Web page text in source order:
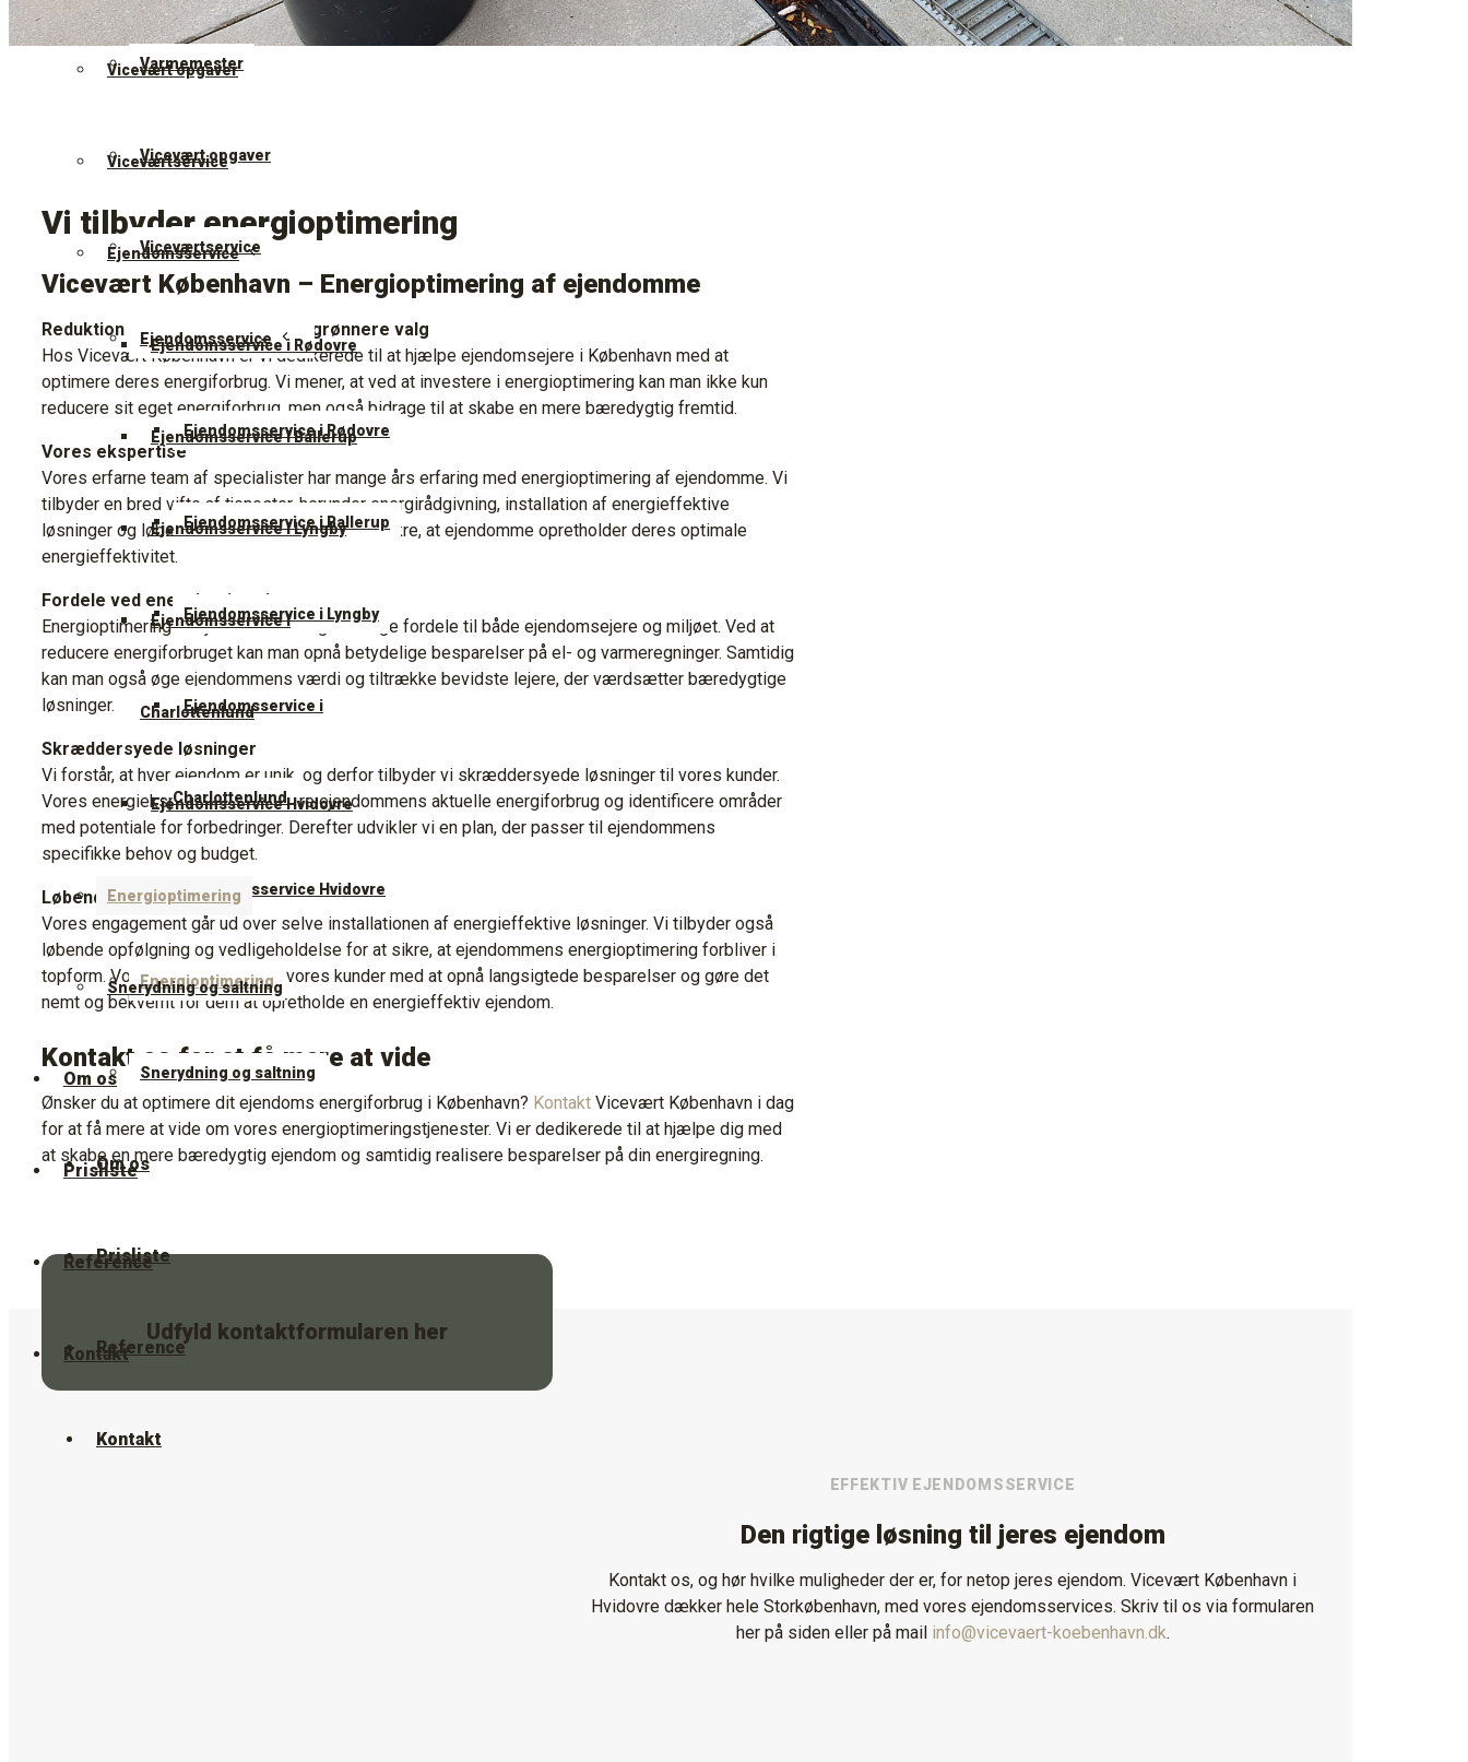
Varmemester
Vicevært opgaver
Viceværtservice
Ejendomsservice
Ejendomsservice i Rødovre
Ejendomsservice i Ballerup
Ejendomsservice i Lyngby
Ejendomsservice i
Charlottenlund
Ejendomsservice Hvidovre
Energioptimering
Snerydning og saltning
Om os
Prisliste
Reference
Kontakt
Vicevært opgaver
Viceværtservice
Ejendomsservice
Ejendomsservice i Rødovre
Ejendomsservice i Ballerup
Ejendomsservice i Lyngby
Ejendomsservice i
Charlottenlund
Ejendomsservice Hvidovre
Energioptimering
Snerydning og saltning
Om os
Prisliste
Reference
Kontakt
Vi tilbyder energioptimering
Vicevært København – Energioptimering af ejendomme
Reduktion af energiforbrug – et grønnere valg
Hos Vicevært København er vi dedikerede til at hjælpe ejendomsejere i København med at
optimere deres energiforbrug. Vi mener, at ved at investere i energioptimering kan man ikke kun
reducere sit eget energiforbrug, men også bidrage til at skabe en mere bæredygtig fremtid.
Vores ekspertise
Vores erfarne team af specialister har mange års erfaring med energioptimering af ejendomme. Vi
tilbyder en bred vifte af tjenester, herunder energirådgivning, installation af energieffektive
løsninger og løbende vedligeholdelse for at sikre, at ejendomme opretholder deres optimale
energieffektivitet.
Fordele ved energioptimering
Energioptimering af ejendomme bringer mange fordele til både ejendomsejere og miljøet. Ved at
reducere energiforbruget kan man opnå betydelige besparelser på el- og varmeregninger. Samtidig
kan man også øge ejendommens værdi og tiltrække bevidste lejere, der værdsætter bæredygtige
løsninger.
Skræddersyede løsninger
Vi forstår, at hver ejendom er unik, og derfor tilbyder vi skræddersyede løsninger til vores kunder.
Vores energieksperter vil analysere ejendommens aktuelle energiforbrug og identificere områder
med potentiale for forbedringer. Derefter udvikler vi en plan, der passer til ejendommens
specifikke behov og budget.
Løbende opfølgning
Vores engagement går ud over selve installationen af energieffektive løsninger. Vi tilbyder også
løbende opfølgning og vedligeholdelse for at sikre, at ejendommens energioptimering forbliver i
topform. Vores mål er at hjælpe vores kunder med at opnå langsigtede besparelser og gøre det
nemt og bekvemt for dem at opretholde en energieffektiv ejendom.
Kontakt os for at få mere at vide
Ønsker du at optimere dit ejendoms energiforbrug i København? Kontakt Vicevært København i dag
for at få mere at vide om vores energioptimeringstjenester. Vi er dedikerede til at hjælpe dig med
at skabe en mere bæredygtig ejendom og samtidig realisere besparelser på din energiregning.
Udfyld kontaktformularen her
EFFEKTIV EJENDOMSSERVICE
Den rigtige løsning til jeres ejendom
Kontakt os, og hør hvilke muligheder der er, for netop jeres ejendom. Vicevært København i
Hvidovre dækker hele Storkøbenhavn, med vores ejendomsservices. Skriv til os via formularen
her på siden eller på mail info@vicevaert-koebenhavn.dk.